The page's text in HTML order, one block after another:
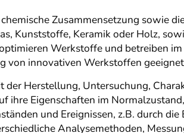
Zusammensetzung sowie
Kunststoffe, Keramik oder Holz,
Werkstoffe und betreiben
von innovativen Werkstoffen
Herstellung, Untersuchung,
ihre Eigenschaften im
und Ereignissen, z.B. durch
Analysemethoden,